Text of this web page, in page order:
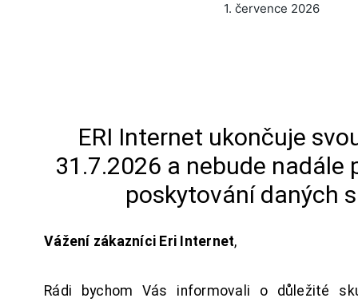
1. července 2026
ERI Internet ukončuje
31.7.2026 a nebude nadále
poskytování daných
Vážení zákazníci Eri Internet,
Rádi bychom Vás informovali o důležité